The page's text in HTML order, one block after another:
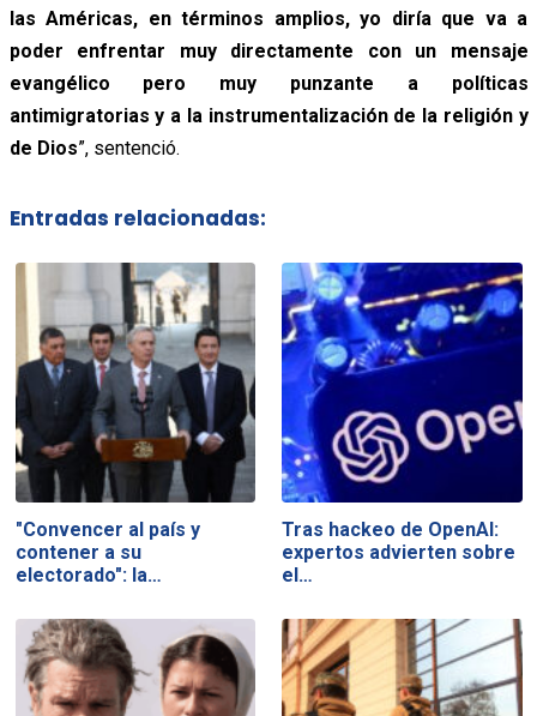
las Américas, en términos amplios, yo diría que va a
poder enfrentar muy directamente con un mensaje
evangélico pero muy punzante a políticas
antimigratorias y a la instrumentalización de la religión y
de Dios”, sentenció.
Entradas relacionadas:
"Convencer al país y
contener a su
electorado": la…
Tras hackeo de OpenAI:
expertos advierten sobre
el…